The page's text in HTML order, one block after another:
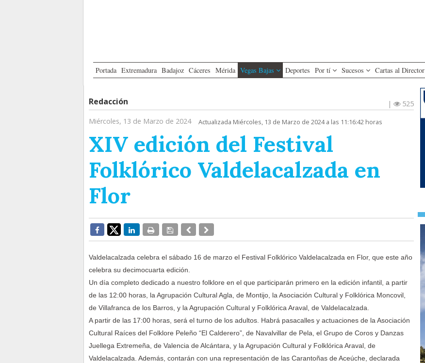
Portada Extremadura Badajoz Cáceres Mérida Vegas Bajas Deportes Por tí Sucesos Cartas al Director
Redacción |
525
Miércoles, 13 de Marzo de 2024
Actualizada Miércoles, 13 de Marzo de 2024 a las 11:16:42 horas
XIV edición del Festival
Folklórico Valdelacalzada en
Flor
Valdelacalzada celebra el sábado 16 de marzo el Festival Folklórico Valdelacalzada en Flor, que este año
celebra su decimocuarta edición.
Un día completo dedicado a nuestro folklore en el que participarán primero en la edición infantil, a partir
de las 12:00 horas, la Agrupación Cultural Agla, de Montijo, la Asociación Cultural y Folklórica Moncovil,
de Villafranca de los Barros, y la Agrupación Cultural y Folklórica Araval, de Valdelacalzada.
A partir de las 17:00 horas, será el turno de los adultos. Habrá pasacalles y actuaciones de la Asociación
Cultural Raíces del Folklore Peleño “El Calderero”, de Navalvillar de Pela, el Grupo de Coros y Danzas
Juellega Extremeña, de Valencia de Alcántara, y la Agrupación Cultural y Folklórica Araval, de
Valdelacalzada. Además, contarán con una representación de las Carantoñas de Aceúche, declarada